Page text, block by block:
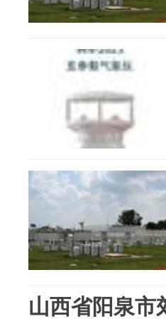
山西省阳泉市